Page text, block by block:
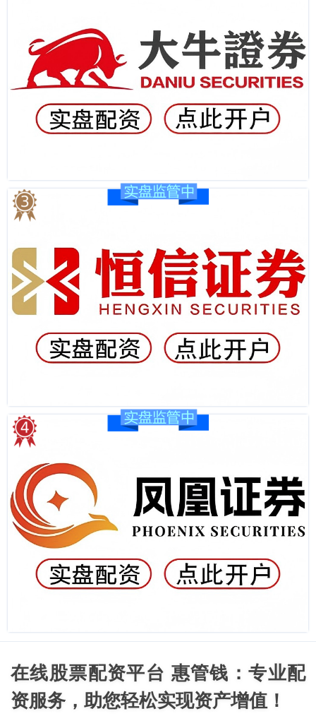
在线股票配资平台 惠管钱：专业配
资服务，助您轻松实现资产增值！